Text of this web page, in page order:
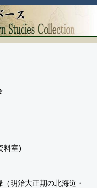
料室)
明治大正期の北海道・